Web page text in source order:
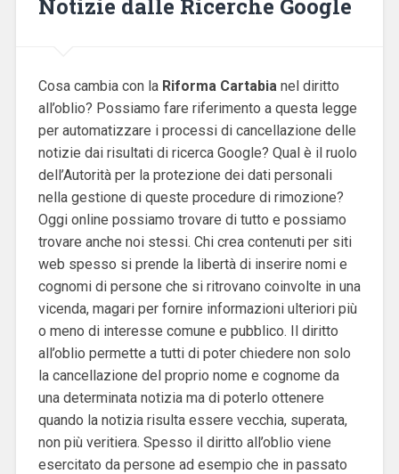
Notizie dalle Ricerche Google
Cosa cambia con la Riforma Cartabia nel diritto
all’oblio? Possiamo fare riferimento a questa legge
per automatizzare i processi di cancellazione delle
notizie dai risultati di ricerca Google? Qual è il ruolo
dell’Autorità per la protezione dei dati personali
nella gestione di queste procedure di rimozione?
Oggi online possiamo trovare di tutto e possiamo
trovare anche noi stessi. Chi crea contenuti per siti
web spesso si prende la libertà di inserire nomi e
cognomi di persone che si ritrovano coinvolte in una
vicenda, magari per fornire informazioni ulteriori più
o meno di interesse comune e pubblico. Il diritto
all’oblio permette a tutti di poter chiedere non solo
la cancellazione del proprio nome e cognome da
una determinata notizia ma di poterlo ottenere
quando la notizia risulta essere vecchia, superata,
non più veritiera. Spesso il diritto all’oblio viene
esercitato da persone ad esempio che in passato